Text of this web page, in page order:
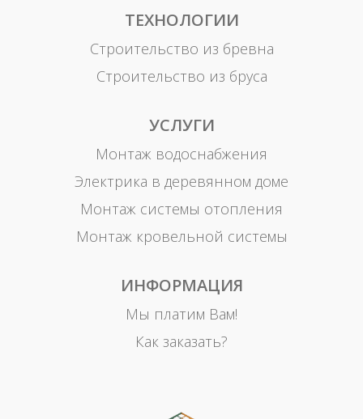
ТЕХНОЛОГИИ
Строительство из бревна
Строительство из бруса
УСЛУГИ
Монтаж водоснабжения
Электрика в деревянном доме
Монтаж системы отопления
Монтаж кровельной системы
ИНФОРМАЦИЯ
Мы платим Вам!
Как заказать?